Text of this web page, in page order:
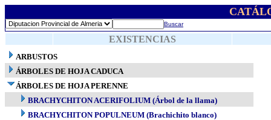
Buscar
EXISTENCIAS
ARBUSTOS
ÁRBOLES DE HOJA CADUCA
ÁRBOLES DE HOJA PERENNE
BRACHYCHITON ACERIFOLIUM (Árbol de la llama)
BRACHYCHITON POPULNEUM (Brachichito blanco)